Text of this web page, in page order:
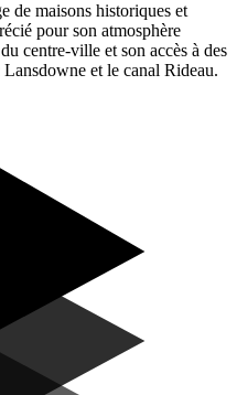
de maisons historiques et
pour son atmosphère
centre-ville et son accès à des
et le canal Rideau.